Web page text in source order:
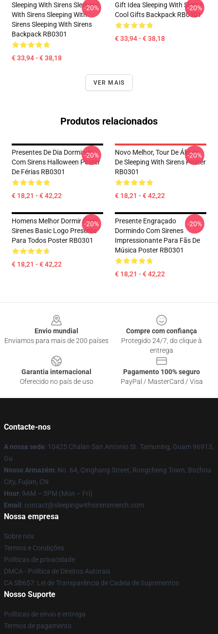
Sleeping With Sirens Sleeping
With Sirens Sleeping With
Sirens Sleeping With Sirens
Backpack RB0301
€ 33,94 - € 38,18
-20%
Gift Idea Sleeping With Sirens
Cool Gifts Backpack RB0301
€ 33,94 - € 38,18
-20%
VER MAIS
Produtos relacionados
Presentes De Dia Dormindo
Com Sirens Halloween Poster
De Férias RB0301
€ 18,21 - € 42,22
-20%
Novo Melhor, Tour De Álbum
De Sleeping With Sirens Poster
RB0301
€ 18,21 - € 42,22
-20%
Homens Melhor Dormir Com
Sirenes Basic Logo Presente
Para Todos Poster RB0301
€ 18,21 - € 42,22
-20%
Presente Engraçado
Dormindo Com Sirenes
Impressionante Para Fãs De
Música Poster RB0301
€ 18,21 - € 42,22
-20%
Envio mundial
Enviamos para mais de 200 países
Compre com confiança
Protegido 24/7, do clique à
entrega
Garantia internacional
Oferecido no país de uso
Pagamento 100% seguro
PayPal / MasterCard / Visa
Contacte-nos
A nossa sede: 10425 Chalan San Antonio St. Tamuning, Guam 96913,
Gu
Nosso Armazém: No. 64, Qinghang Street, Rongcheng Town, Bozhou
City, Fujian, CN
Hour: 9AM – 5PM (Mon – Fri)
Email : contact@sleepingwithsirensmerch.com
Nossa empresa
Sobre nós
Termos e Condições
Políticas de privacidade
DMCA - Política de Direitos Autorais
CA SB657: Lei de Transparência de Cadeia de Suprimentos
Nosso Suporte
Políticas de envio e entrega
Termos de pagamento